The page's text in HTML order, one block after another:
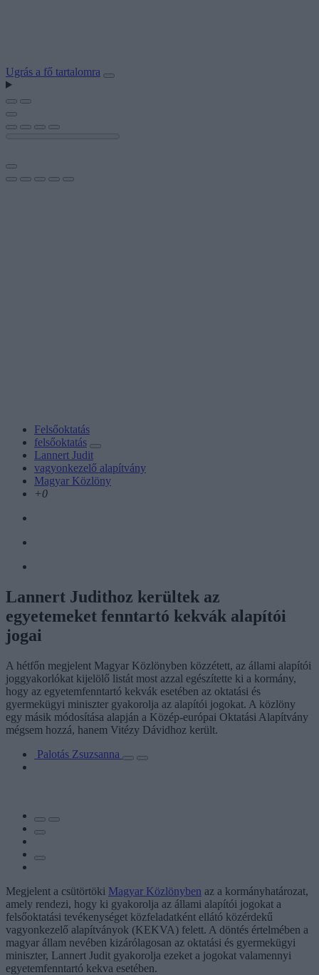
Ugrás a fő tartalomra
Felsőoktatás
felsőoktatás
Lannert Judit
vagyonkezelő alapítvány
Magyar Közlöny
+0
Lannert Judithoz kerültek az
egyetemeket fenntartó kekvák alapítói
jogai
A hétfőn megjelent Magyar Közlönyben közzétett, az állami alapítói
joggyakorlókat kijelölő listát most azzal egészítette ki a kormány,
hogy az egyetemfenntartó kekvák esetében az oktatási és
gyermekügyi miniszter gyakorolja az alapítói jogokat. A közlöny
egy másik módosítása alapján a Közép-európai Oktatási Alapítvány
mégsem hozzá, hanem Vitézy Dávidhoz került.
Palotás Zsuzsanna
Megjelent a csütörtöki Magyar Közlönyben az a kormányhatározat,
amely rendezi, hogy ki gyakorolja az állami alapítói jogokat a
felsőoktatási tevékenységet közfeladatként ellátó közérdekű
vagyonkezelő alapítványok (KEKVA) felett. A döntés értelmében a
magyar állam nevében kizárólagosan az oktatási és gyermekügyi
miniszter, Lannert Judit gyakorolja ezeket a jogokat valamennyi
egyetemfenntartó kekva esetében.